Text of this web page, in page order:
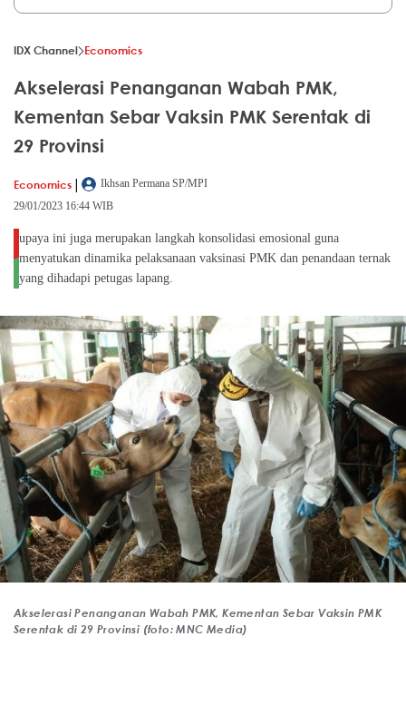
IDX Channel Economics
Akselerasi Penanganan Wabah PMK,
Kementan Sebar Vaksin PMK Serentak di
29 Provinsi
Economics |
Ikhsan Permana SP/MPI
29/01/2023 16:44 WIB
upaya ini juga merupakan langkah konsolidasi emosional guna
menyatukan dinamika pelaksanaan vaksinasi PMK dan penandaan ternak
yang dihadapi petugas lapang.
Akselerasi Penanganan Wabah PMK, Kementan Sebar Vaksin PMK
Serentak di 29 Provinsi (foto: MNC Media)